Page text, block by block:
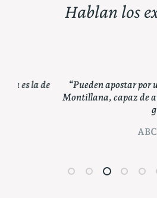
Hablan los
“Pueden apostar por un
Montillana, capaz de atender
ABC